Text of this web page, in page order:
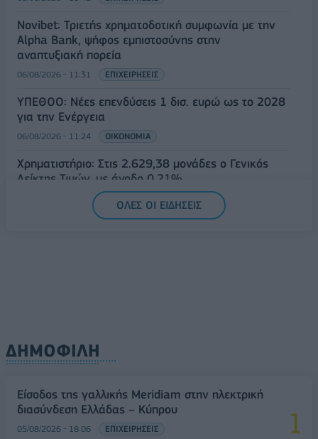
Novibet: Τριετής χρηματοδοτική συμφωνία με την
Alpha Bank, ψήφος εμπιστοσύνης στην
αναπτυξιακή πορεία
06/08/2026 - 11:31 ΕΠΙΧΕΙΡΗΣΕΙΣ
ΥΠΕΘΟΟ: Νέες επενδύσεις 1 δισ. ευρώ ως το 2028
για την Ενέργεια
06/08/2026 - 11:24 ΟΙΚΟΝΟΜΙΑ
Χρηματιστήριο: Στις 2.629,38 μονάδες ο Γενικός
Δείκτης Τιμών, με άνοδο 0,21%
ΟΛΕΣ ΟΙ ΕΙΔΗΣΕΙΣ
ΔΗΜΟΦΙΛΗ
Είσοδος της γαλλικής Meridiam στην ηλεκτρική
διασύνδεση Ελλάδας – Κύπρου
05/08/2026 - 18:06 ΕΠΙΧΕΙΡΗΣΕΙΣ